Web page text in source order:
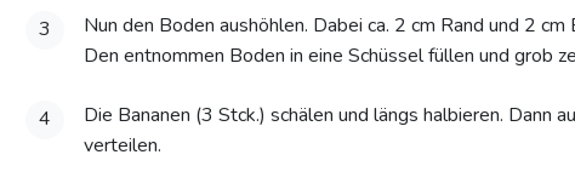
3
Nun den Boden aushöhlen. Dabei ca. 2 cm Rand und 2
Den entnommen Boden in eine Schüssel füllen und grob
4
Die Bananen (3 Stck.) schälen und längs halbieren. Dann
verteilen.